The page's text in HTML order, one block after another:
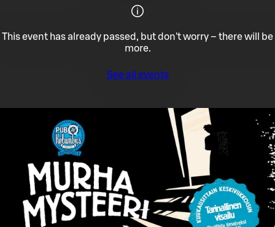
This event has already passed, but don't worry – there will be
more.
See all events